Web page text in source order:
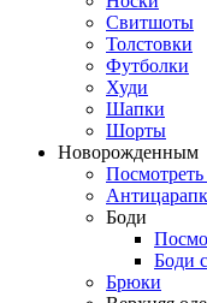
Свитшоты
Толстовки
Футболки
Худи
Шапки
Шорты
Новорожденным
Посмотреть
Боди
Боди
Брюки